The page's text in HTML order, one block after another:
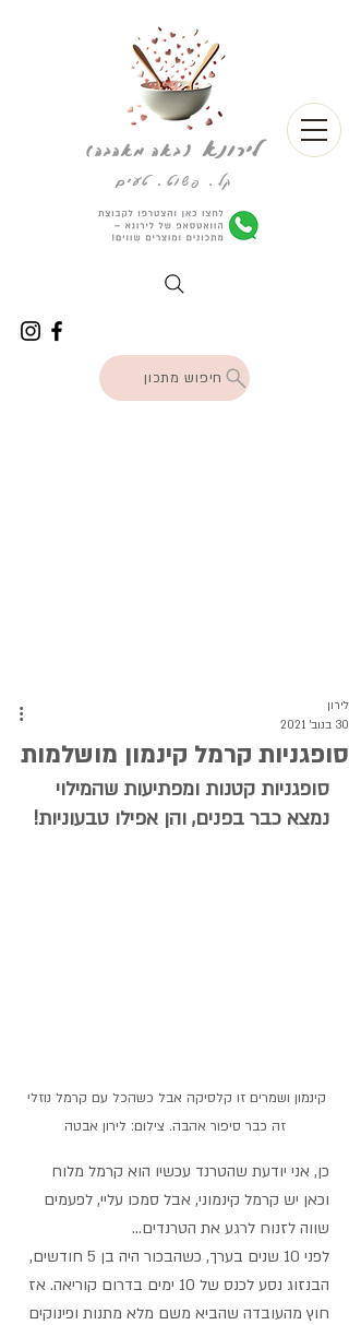
לירונא(באה מאהבה)
קל. פשוט. טעים
חיפוש מתכון
סופגניות קרמל קינמון מושלמות
לירון
30 בנוב׳ 2021
סופגניות קטנות ומפתיעות שהמילוי
נמצא כבר בפנים, והן אפילו טבעוניות!
קינמון ושמרים זו קלסיקה אבל כשהכל עם קרמל נוזלי
זה כבר סיפור אהבה. צילום: לירון אבטה
כן, אני יודעת שהטרנד עכשיו הוא קרמל מלוח
וכאן יש קרמל קינמוני, אבל סמכו עליי, לפעמים
שווה לזנוח לרגע את הטרנדים...
לפני 10 שנים בערך, כשהבכור היה בן 5 חודשים,
הבנזוג נסע לכנס של 10 ימים בדרום קוריאה. אז
חוץ מהעובדה שהביא משם מלא מתנות ופינוקים